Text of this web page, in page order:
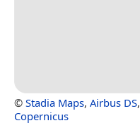
© Stadia Maps, Airbus DS,
Copernicus